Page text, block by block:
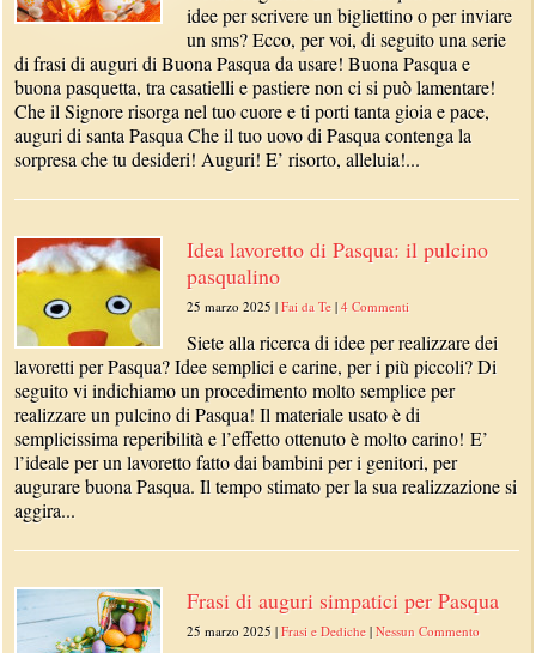
idee per scrivere un bigliettino o per inviare
un sms? Ecco, per voi, di seguito una serie
di frasi di auguri di Buona Pasqua da usare! Buona Pasqua e
buona pasquetta, tra casatielli e pastiere non ci si può lamentare!
Che il Signore risorga nel tuo cuore e ti porti tanta gioia e pace,
auguri di santa Pasqua Che il tuo uovo di Pasqua contenga la
sorpresa che tu desideri! Auguri! E’ risorto, alleluia!...
Idea lavoretto di Pasqua: il pulcino
pasqualino
25 marzo 2025 |Fai da Te |4 Commenti
Siete alla ricerca di idee per realizzare dei
lavoretti per Pasqua? Idee semplici e carine, per i più piccoli? Di
seguito vi indichiamo un procedimento molto semplice per
realizzare un pulcino di Pasqua! Il materiale usato è di
semplicissima reperibilità e l’effetto ottenuto è molto carino! E’
l’ideale per un lavoretto fatto dai bambini per i genitori, per
augurare buona Pasqua. Il tempo stimato per la sua realizzazione si
aggira...
Frasi di auguri simpatici per Pasqua
25 marzo 2025 |Frasi e Dediche |Nessun Commento